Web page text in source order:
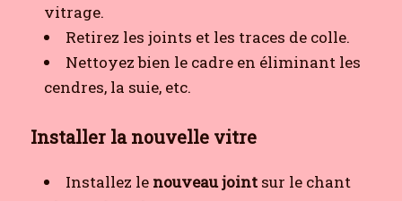
vitrage.
Retirez les joints et les traces de colle.
Nettoyez bien le cadre en éliminant les
cendres, la suie, etc.
Installer la nouvelle vitre
Installez le nouveau joint sur le chant